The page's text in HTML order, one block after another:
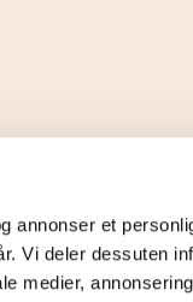
annonser et
Vi deler dessuten
medier,
Org.nr: